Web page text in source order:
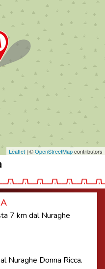
Leaflet | ©OpenStreetMapcontributors
7 km dal Nuraghe
Nuraghe Donna Ricca.